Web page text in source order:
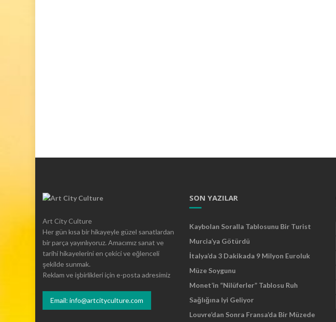
Art City Culture
Her gün kısa bir hikayeyle güzel sanatlardan
bir parça yayınlıyoruz. Amacımız sanat ve
tarihi hikayelerini en çekici ve eğlenceli
şekilde sunmak.
Reklam ve işbirlikleri için e-posta adresimiz
Email: info@artcityculture.com
SON YAZILAR
Kaybolan Soralla Tablosunu Bir Turist
Murcia’ya Götürdü
İtalya’da 3 Dakikada 9 Milyon Euroluk
Müze Soygunu
Monet’in “Nilüferler” Tablosu Ruh
Sağlığına Iyi Geliyor
Louvre’dan Sonra Fransa’da Bir Müzede